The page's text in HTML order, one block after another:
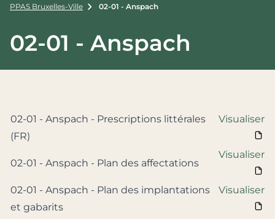
PPAS Bruxelles-Ville
02-01 - Anspach
02-01 - Anspach
02-01 - Anspach - Prescriptions littérales
(FR)
Visualiser
02-01 - Anspach - Plan des affectations
Visualiser
02-01 - Anspach - Plan des implantations
et gabarits
Visualiser